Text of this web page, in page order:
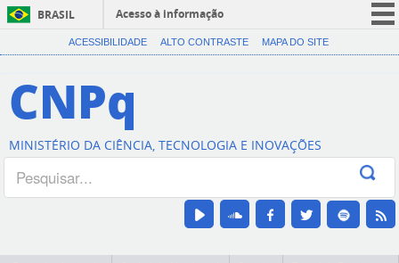
BRASIL
Acesso à informação
CORONAVÍRUS (COVID-19)
Canais
ACESSIBILIDADE ALTO CONTRASTE MAPA DO SITE
CNPq
MINISTÉRIO DA CIÊNCIA, TECNOLOGIA E INOVAÇÕES